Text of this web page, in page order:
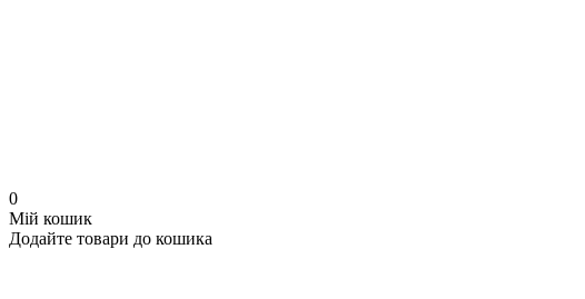
0
Мій кошик
Додайте товари до кошика